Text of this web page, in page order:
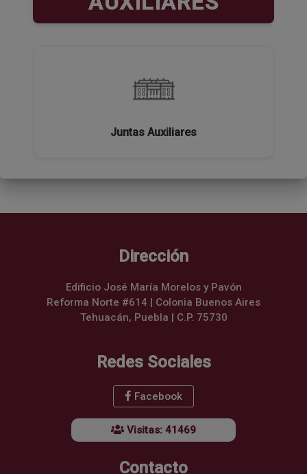
Juntas Auxiliares
Dirección
Edificio José María Morelos y Pavón
Reforma Norte #614 | Colonia Buenos Aires
Tehuacán, Puebla | C.P. 75730
Redes Sociales
Facebook
Visitas: 41469
Contacto